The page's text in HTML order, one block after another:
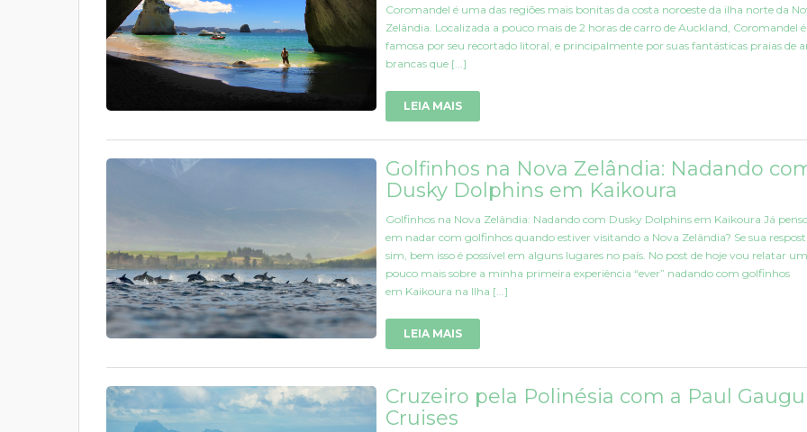
Coromandel é uma das regiões mais bonitas da costa noroeste da ilha norte da
Zelândia. Localizada a pouco mais de 2 horas de carro de Auckland, Coromandel é
famosa por seu recortado litoral, e principalmente por suas fantásticas praias de
brancas que [...]
LEIA MAIS
Golfinhos na Nova Zelândia: Nadando
Dusky Dolphins em Kaikoura
Golfinhos na Nova Zelândia: Nadando com Dusky Dolphins em Kaikoura Já
em nadar com golfinhos quando estiver visitando a Nova Zelândia? Se sua
sim, bem isso é possível em alguns lugares no país. No post de hoje vou relatar um
pouco mais sobre a minha primeira experiência “ever” nadando com golfinhos
em Kaikoura na Ilha [...]
LEIA MAIS
Cruzeiro pela Polinésia com a Paul
Cruises